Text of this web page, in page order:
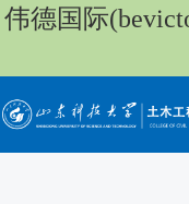
伟德国际